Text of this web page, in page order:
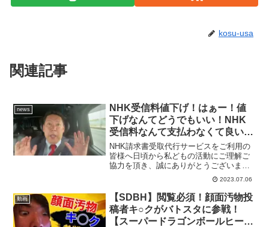
kosu-usa
関連記事
news
NHK受信料値下げ！はぁー！値
下げなんてどうでもいい！NHK
受信料なんて支払わなくて良いの
だから、、、その方法の紹介 元
NHK職員で元国会議員の立花孝
志の解説
NHK請求書受取代行サービスをご利用の
皆様へ日頃から私どもの活動にご理解ご
協力を頂き、誠にありがとうございま
す。さて、掲題の受取代行サービスは、
皆様からは一切料金を頂いてはおりませ
んが、この業務を司法書士法人永田町事
務所に委託し、NHK党が...
2023.07.06
動画
【SDBH】閲覧必須！顔面汚物投
稿者キ○クがバトスタに参戦！
【スーパードラゴンボールヒーロ